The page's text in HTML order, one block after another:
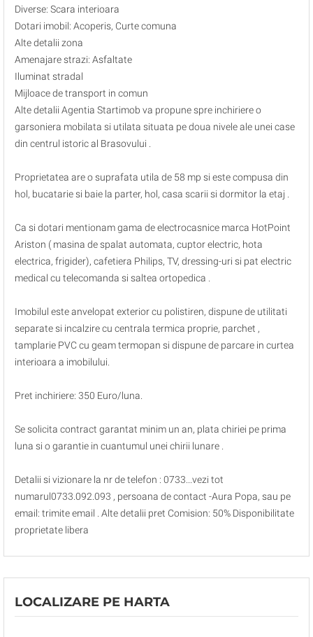
Diverse: Scara interioara
Dotari imobil: Acoperis, Curte comuna
Alte detalii zona
Amenajare strazi: Asfaltate
Iluminat stradal
Mijloace de transport in comun
Alte detalii Agentia Startimob va propune spre inchiriere o
garsoniera mobilata si utilata situata pe doua nivele ale unei case
din centrul istoric al Brasovului .
Proprietatea are o suprafata utila de 58 mp si este compusa din
hol, bucatarie si baie la parter, hol, casa scarii si dormitor la etaj .
Ca si dotari mentionam gama de electrocasnice marca HotPoint
Ariston ( masina de spalat automata, cuptor electric, hota
electrica, frigider), cafetiera Philips, TV, dressing-uri si pat electric
medical cu telecomanda si saltea ortopedica .
Imobilul este anvelopat exterior cu polistiren, dispune de utilitati
separate si incalzire cu centrala termica proprie, parchet ,
tamplarie PVC cu geam termopan si dispune de parcare in curtea
interioara a imobilului.
Pret inchiriere: 350 Euro/luna.
Se solicita contract garantat minim un an, plata chiriei pe prima
luna si o garantie in cuantumul unei chirii lunare .
Detalii si vizionare la nr de telefon : 0733...vezi tot
numarul0733.092.093 , persoana de contact -Aura Popa, sau pe
email: trimite email . Alte detalii pret Comision: 50% Disponibilitate
proprietate libera
LOCALIZARE PE HARTA